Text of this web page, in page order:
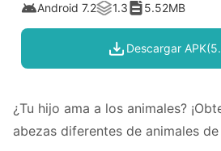
Android 7.2 1.3 5.52MB
Descargar
¿Tu hijo ama a los animales?
abezas diferentes de animales